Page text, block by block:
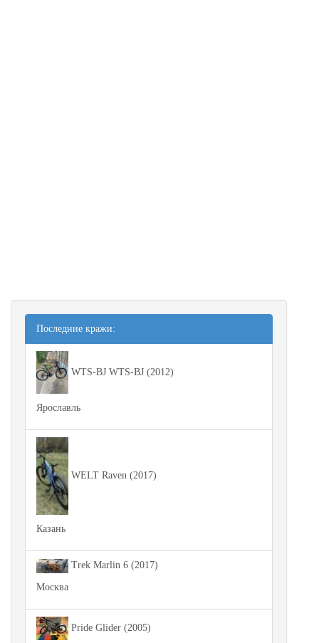
Последние кражи:
WTS-BJ WTS-BJ (2012)
Ярославль
WELT Raven (2017)
Казань
Trek Marlin 6 (2017)
Москва
Pride Glider (2005)